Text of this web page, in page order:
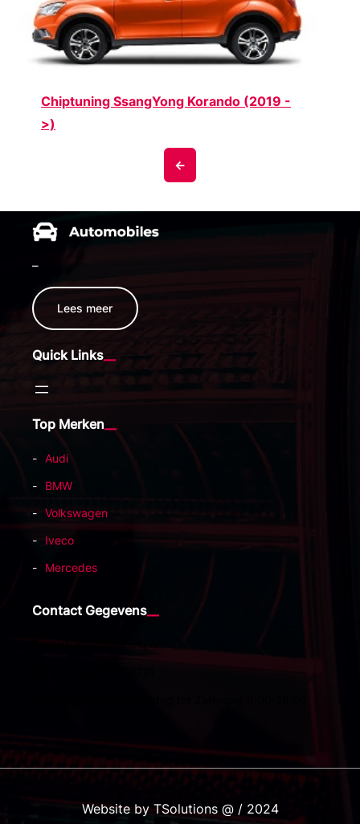
Chiptuning SsangYong Korando (2019 -
>)
<-
–
Lees meer
Quick Links
Top Merken
Audi
BMW
Volkswagen
Iveco
Mercedes
Contact Gegevens
E-mail:
Website by TSolutions @ / 2024